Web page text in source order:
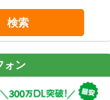
検索
ォン